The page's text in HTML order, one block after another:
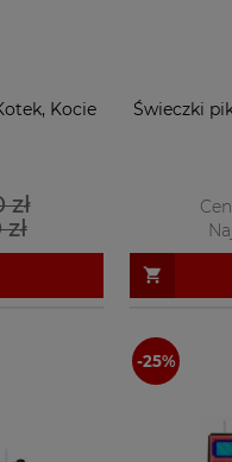
Kocie
zł
Świeczki